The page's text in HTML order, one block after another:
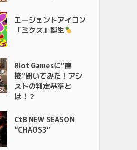
エージェントアイコン
「ミクス」誕生
Riot Gamesに”直
接”聞いてみた！アシ
ストの判定基準と
は！？
CtB NEW SEASON
“CHAOS3”